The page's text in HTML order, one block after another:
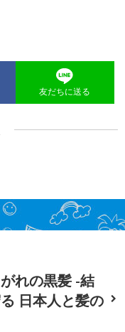
友だちに送る
れの黒髪 -結
日本人と髪の